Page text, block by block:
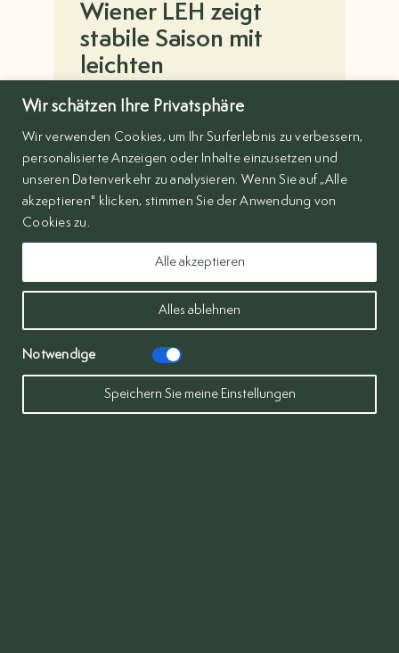
Wir schätzen Ihre Privatsphäre
Wir verwenden Cookies, um Ihr Surferlebnis zu verbessern,
personalisierte Anzeigen oder Inhalte einzusetzen und
unseren Datenverkehr zu analysieren. Wenn Sie auf „Alle
akzeptieren" klicken, stimmen Sie der Anwendung von
Cookies zu.
Alles ablehnen
Alle akzeptieren
Notwendige
Speichern Sie meine Einstellungen
Wiener LEH zeigt
stabile Saison mit
leichten
Verschiebungen im
Weiterlesen
Man verspricht
Bürokratieabbau – es
kommt die